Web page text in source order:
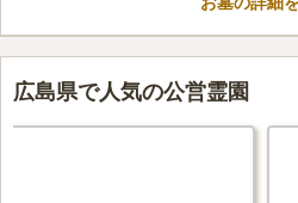
くの人が訪れます。 市営墓地
口コミ評価
この霊園はまだ誰からも評価されていませ
広島県で人気の公営霊園